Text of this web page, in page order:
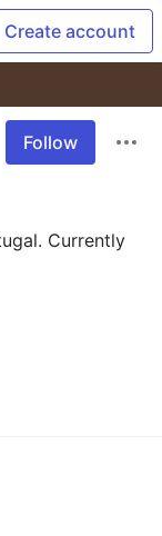
Create account
Follow
Currently